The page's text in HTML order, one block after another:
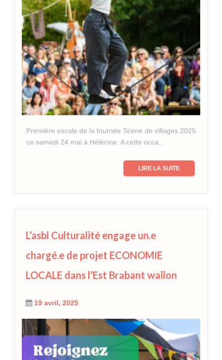
Première escale de la tournée Scène de villages 2025
ce samedi 24 mai à Hélécine. A cette occa...
LIRE LA SUITE
L’asbl Culturalité engage un.e
chargé.e de projet ECONOMIE
LOCALE dans l’Est Brabant wallon
19 avril, 2025